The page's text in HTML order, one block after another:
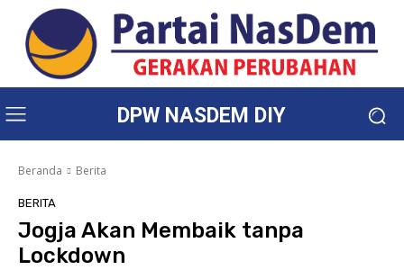
DPW NASDEM DIY
Beranda Berita
BERITA
Jogja Akan Membaik tanpa
Lockdown